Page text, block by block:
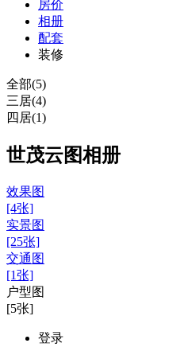
房价
相册
配套
装修
全部(5)
三居(4)
四居(1)
世茂云图相册
效果图
[4张]
实景图
[25张]
交通图
[1张]
户型图
[5张]
登录